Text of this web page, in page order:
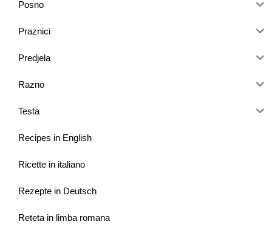
Posno
Praznici
Predjela
Razno
Testa
Recipes in English
Ricette in italiano
Rezepte in Deutsch
Reteta in limba romana